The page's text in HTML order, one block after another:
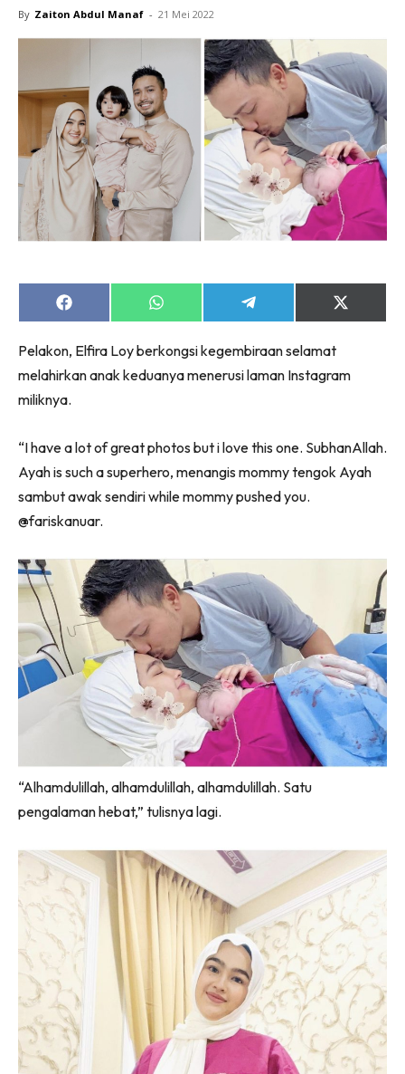
By Zaiton Abdul Manaf - 21 Mei 2022
Share
on
Share
on
Share
on
Share
on
Pelakon, Elfira Loy berkongsi kegembiraan selamat
melahirkan anak keduanya menerusi laman Instagram
miliknya.
“I have a lot of great photos but i love this one. SubhanAllah.
Ayah is such a superhero, menangis mommy tengok Ayah
sambut awak sendiri while mommy pushed you.
@fariskanuar.
“Alhamdulillah, alhamdulillah, alhamdulillah. Satu
pengalaman hebat,” tulisnya lagi.